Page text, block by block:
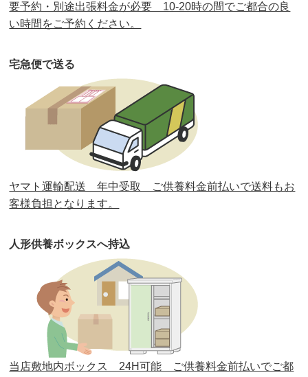
第35回人形供養祭令和2年2月13日(木)
第33回人形供養祭
第32回人形供養祭 令和元年6月12日(水)
第31回人形供養祭 平成31年3月13日(水)
第30回人形供養祭平成30年11月28日(水)
第29回人形供養祭平成30年5月23日(水)
第27回人形供養祭平成29年6月14日(水)
第26回人形供養祭平成28年12月15日(木)
第25回人形供養祭 平成28年6月16日(木)
第24回人形供養祭 平成27年11月27日
第23回人形供養祭平成26年12月5日
要予約・別途出張料金が必要 10-20時の間でご都合の良
い時間をご予約ください。
宅急便で送る
ヤマト運輸配送 年中受取 ご供養料金前払いで送料もお
客様負担となります。
人形供養ボックスへ持込
当店敷地内ボックス 24H可能 ご供養料金前払いでご都